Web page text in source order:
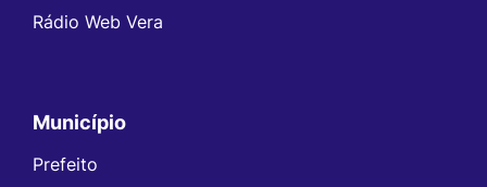
Rádio Web Vera
Município
Prefeito